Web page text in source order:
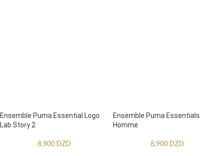
Ensemble Puma Essential Logo
Lab Story 2
8,900 DZD
Ensemble Puma Essentials
Homme
8,900 DZD